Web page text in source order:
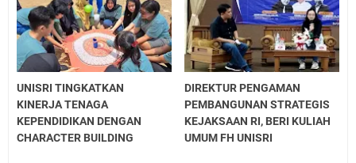
UNISRI TINGKATKAN
KINERJA TENAGA
KEPENDIDIKAN DENGAN
CHARACTER BUILDING
DIREKTUR PENGAMAN
PEMBANGUNAN STRATEGIS
KEJAKSAAN RI, BERI KULIAH
UMUM FH UNISRI